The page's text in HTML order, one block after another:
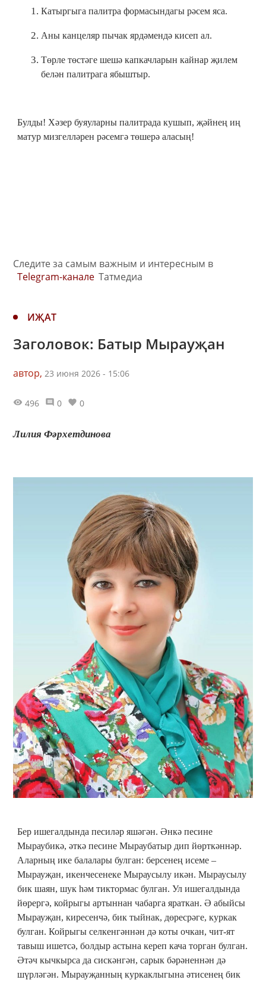
Катыргыга палитра формасындагы рәсем яса.
Аны канцеляр пычак ярдәмендә кисеп ал.
Төрле төстәге шешә капкачларын кайнар җилем
белән палитрага ябыштыр.
Булды! Хәзер буяуларны палитрада кушып, җәйнең иң
матур мизгелләрен рәсемгә төшерә аласың!
Следите за самым важным и интересным в
Telegram-канале Татмедиа
ИҖАТ
Заголовок: Батыр Мырауҗан
автор, 23 июня 2026 - 15:06
496 0 0
Лилия Фәрхетдинова
Бер ишегалдында песиләр яшәгән. Әнкә песине
Мыраубикә, әткә песине Мыраубатыр дип йөрткәннәр.
Аларның ике балалары булган: берсенең исеме –
Мырауҗан, икенчесенеке Мыраусылу икән. Мыраусылу
бик шаян, шук һәм тиктормас булган. Ул ишегалдында
йөрергә, койрыгы артыннан чабарга яраткан. Ә абыйсы
Мырауҗан, киресенчә, бик тыйнак, дөресрәге, куркак
булган. Койрыгы селкенгәннән дә коты очкан, чит-ят
тавыш ишетсә, болдыр астына кереп кача торган булган.
Әтәч кычкырса да сискәнгән, сарык бәрәненнән дә
шүрләгән. Мырауҗанның куркаклыгына әтисенең бик